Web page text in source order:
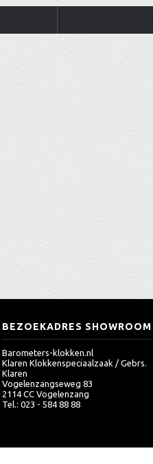
BEZOEKADRES SHOWROOM
Barometers-klokken.nl
Klaren Klokkenspeciaalzaak / Gebrs.
Klaren
Vogelenzangseweg 83
2114 CC Vogelenzang
Tel.: 023 - 584 88 88